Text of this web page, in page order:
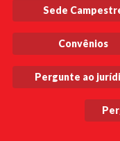
Sede
Convênios
Pergunte ao